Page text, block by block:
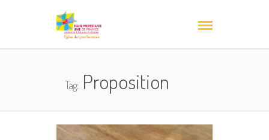
Tag:Proposition